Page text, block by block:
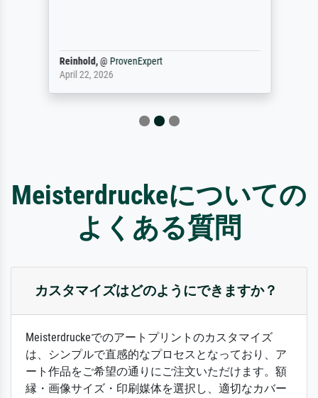
Reinhold,@ ProvenExpert
April 22, 2026
Meisterdruckeについての
よくある質問
カスタマイズはどのようにできますか？
Meisterdruckeでのアートプリントのカスタマイズ
は、シンプルで直感的なプロセスとなっており、ア
ート作品をご希望の通りにご注文いただけます。額
縁・画像サイズ・印刷媒体を選択し、適切なカバー